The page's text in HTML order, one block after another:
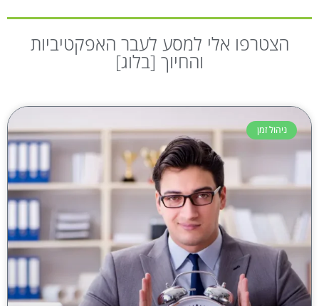
הצטרפו אלי למסע לעבר האפקטיביות
והחיוך [בלוג]
ניהול זמן